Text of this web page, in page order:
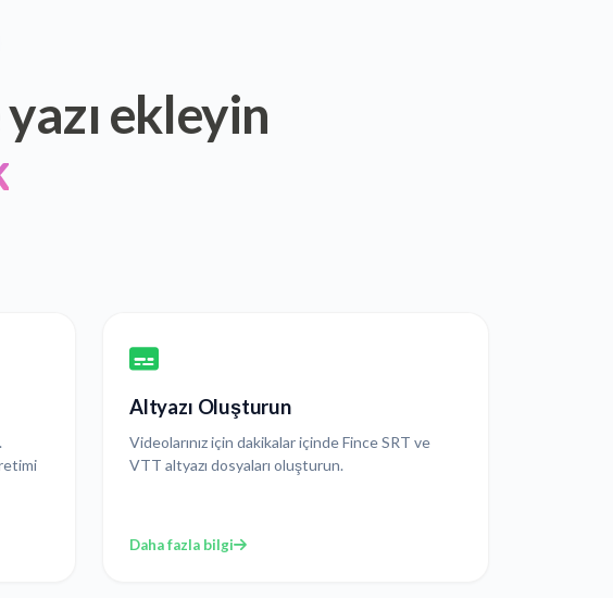
ekleyin
Altyazı Oluşturun
Videolarınız için dakikalar içinde Fince SRT ve
VTT altyazı dosyaları oluşturun.
Daha fazla bilgi